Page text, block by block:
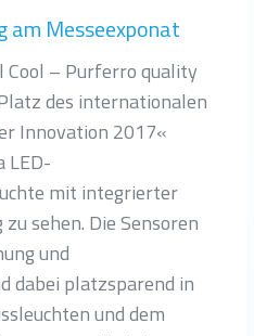
am Messeexponat
Cool – Purferro quality
des internationalen
Innovation 2017«
LED-
mit integrierter
sehen. Die Sensoren
und
dabei platzsparend in
und dem